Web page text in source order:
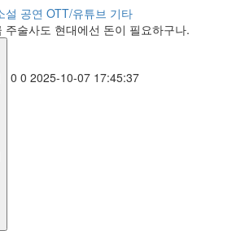
설 공연 OTT/유튜브 기타
술사도 현대에선 돈이 필요하구나.
0 0 2025-10-07 17:45:37